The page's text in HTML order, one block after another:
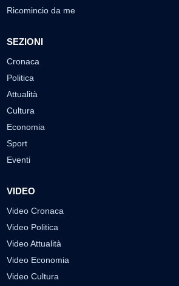
Ricomincio da me
SEZIONI
Cronaca
Politica
Attualità
Cultura
Economia
Sport
Eventi
VIDEO
Video Cronaca
Video Politica
Video Attualità
Video Economia
Video Cultura